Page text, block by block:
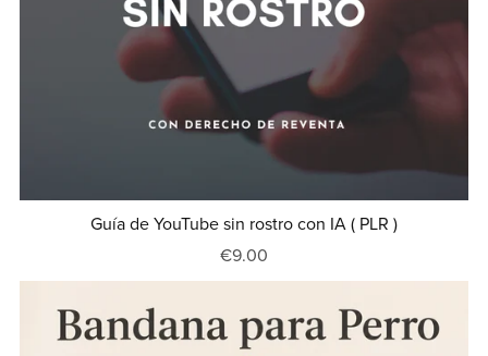
Guía de YouTube sin rostro con IA ( PLR )
€9.00